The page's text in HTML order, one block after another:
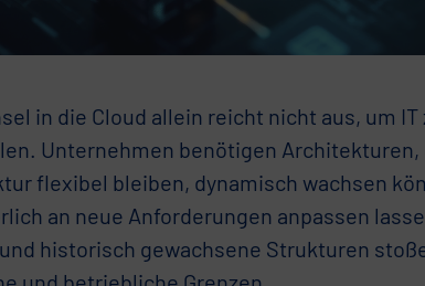
in die Cloud allein reicht nicht aus, um
Unternehmen benötigen Architekturen,
flexibel bleiben, dynamisch wachsen
an neue Anforderungen anpassen
historisch gewachsene Strukturen